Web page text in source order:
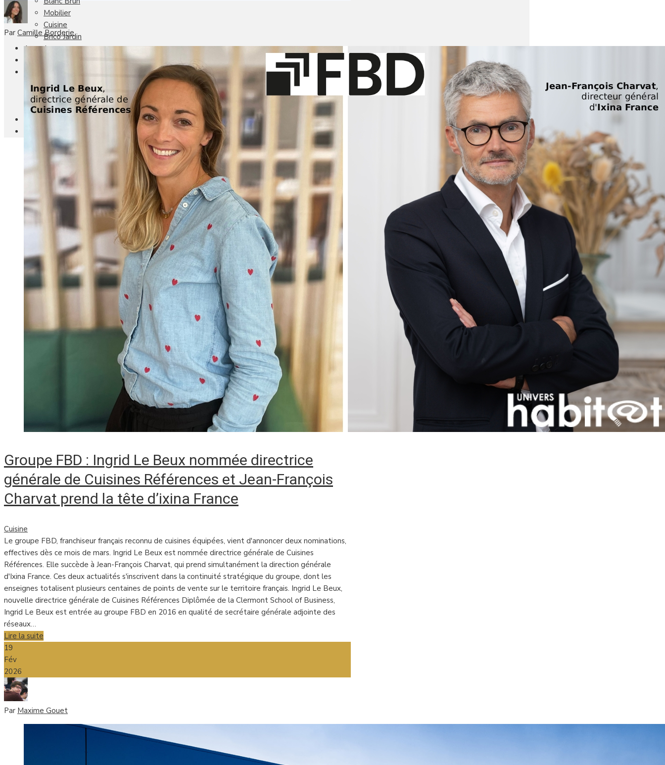
Mobilier
Cuisine
Brico Jardin
Agenda
Faire Savoir Faire
Aviasport
Univers Made in France
Par Camille Borderie
Groupe FBD : Ingrid Le Beux nommée directrice
générale de Cuisines Références et Jean-François
Charvat prend la tête d’ixina France
Cuisine
Le groupe FBD, franchiseur français reconnu de cuisines équipées, vient d'annoncer deux nominations,
effectives dès ce mois de mars. Ingrid Le Beux est nommée directrice générale de Cuisines
Références. Elle succède à Jean-François Charvat, qui prend simultanément la direction générale
d'Ixina France. Ces deux actualités s'inscrivent dans la continuité stratégique du groupe, dont les
enseignes totalisent plusieurs centaines de points de vente sur le territoire français. Ingrid Le Beux,
nouvelle directrice générale de Cuisines Références Diplômée de la Clermont School of Business,
Ingrid Le Beux est entrée au groupe FBD en 2016 en qualité de secrétaire générale adjointe des
réseaux…
Lire la suite
19
Fév
2026
Par Maxime Gouet